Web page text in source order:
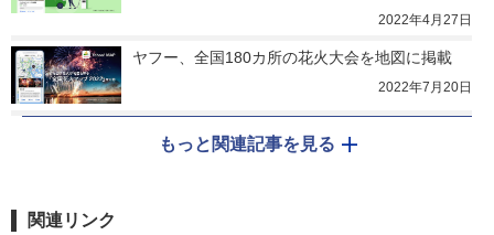
2022年4月27日
ヤフー、全国180カ所の花火大会を地図に掲載
2022年7月20日
もっと関連記事を見る
関連リンク